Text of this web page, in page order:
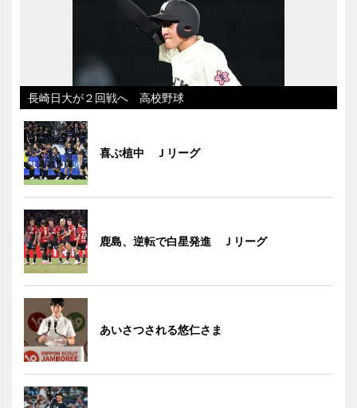
長崎日大が２回戦へ 高校野球
喜ぶ植中 Ｊリーグ
鹿島、逆転で白星発進 Ｊリーグ
あいさつされる悠仁さま